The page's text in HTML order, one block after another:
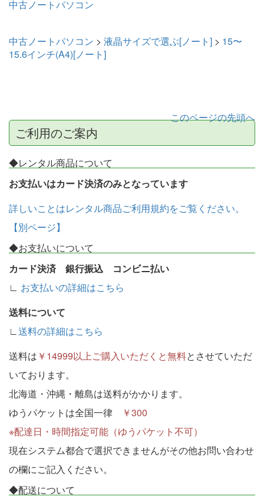
中古ノートパソコン
中古ノートパソコン > 液晶サイズで選ぶ[ノート] > 15〜
15.6インチ(A4)[ノート]
このページの先頭へ
ご利用のご案内
◆レンタル商品について
お支払いはカード決済のみとなっています
詳しいことはレンタル商品ご利用規約をご覧ください。
【別ページ】
◆お支払いについて
カード決済 銀行振込 コンビニ払い
∟ お支払いの詳細はこちら
送料について
∟送料の詳細はこちら
送料は ￥14999以上ご購入いただくと無料とさせていただ
いております。
北海道・沖縄・離島は送料がかかります。
ゆうパケットは全国一律
￥300
※配達日・時間指定可能（ゆうパケット不可）
現在システム都合で選択できませんがその他お問い合わせ
の欄にご記入ください。
◆配送について